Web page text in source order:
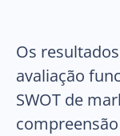
Os
avaliação
SWOT de